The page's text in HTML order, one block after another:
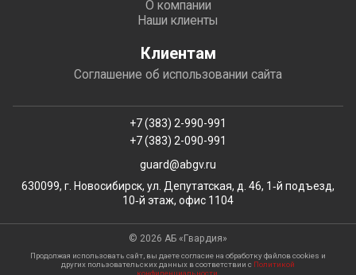
О компании
Наши клиенты
Клиентам
Соглашение об использовании сайта
+7 (383) 2-990-991
+7 (383) 2-090-991
guard@abgv.ru
630099, г. Новосибирск, ул. Депутатская, д. 46, 1‑й подъезд,
10‑й этаж, офис 1104
© 2026 АБ «Гвардия»
Продолжая использовать сайт, вы даете согласие на обработку файлов сookies и
других пользовательских данных в соответствии с Политикой
конфиденциальности